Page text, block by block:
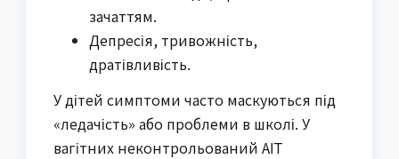
зачаттям.
Депресія, тривожність,
дратівливість.
У дітей симптоми часто маскуються під
«ледачість» або проблеми в школі. У
вагітних неконтрольований АІТ